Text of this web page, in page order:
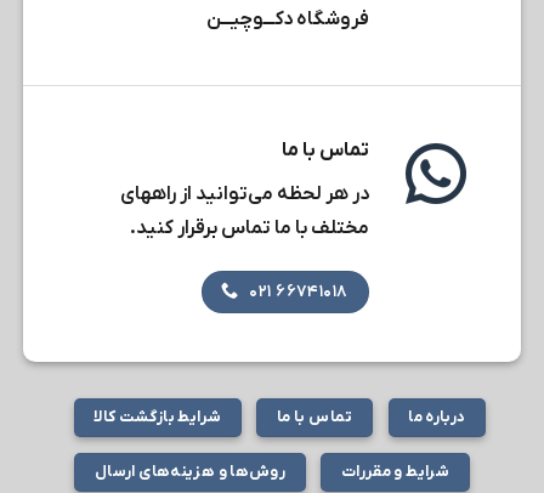
فروشگاه دکـــوچیـــن
تماس با ما
در هر لحظه می‌توانید از راههای
مختلف با ما تماس برقرار کنید.
۶۶۷۴۱۰۱۸ ۰۲۱
درباره ما تماس با ما شرایط بازگشت کالا
شرایط و مقررات روش‌ها و هزینه‌های ارسال